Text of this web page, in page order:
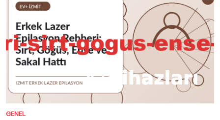
GENEL